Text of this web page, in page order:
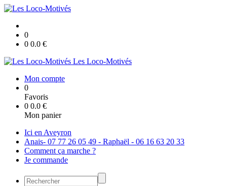
0
0 0.0 €
Les Loco-Motivés
Mon compte
0
Favoris
0 0.0 €
Mon panier
Ici en Aveyron
Anais- 07 77 26 05 49 - Raphaël - 06 16 63 20 33
Comment ça marche ?
Je commande